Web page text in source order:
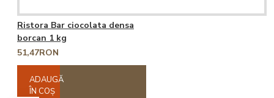
Ristora Bar ciocolata densa
borcan 1 kg
51,47RON
ADAUGĂ
ÎN COŞ